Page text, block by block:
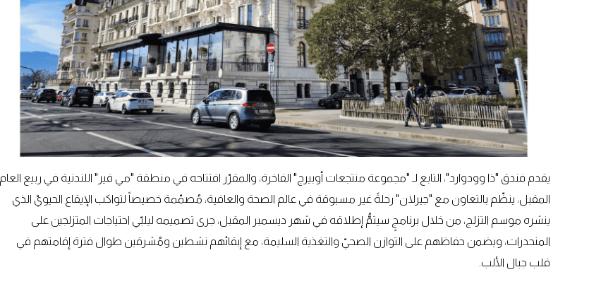
يقدم فندق "ذا وودوارد"، التابع لـ "مجموعة منتجعات أوبيرج" الفاخرة، والمقرّر افتتاحه في منطقة "مي فير" اللندنية في ربيع العام
المقبل، ينظّم بالتعاون مع "جيرلان" رحلةً غير مسبوقة في عالم الصحة والعافية، مُصمّمة خصيصاً لتواكب الإيقاع الحيويّ الذي
ينشره موسم التزلج، من خلال برنامجٍ سيتمُّ إطلاقه في شهر ديسمبر المقبل، جرى تصميمه ليلبّي احتياجات المتزلجين على
المنحدرات، ويضمن حفاظهم على التوازن الصحيّ والتغذية السليمة، مع إبقائهم نشطين ومُشرقين طوال فترة إقامتهم في
قلب جبال الألب.